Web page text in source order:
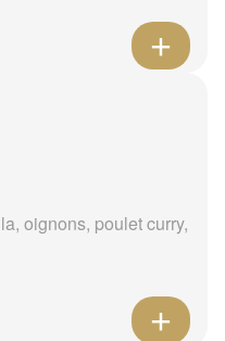
oignons, poulet curry,